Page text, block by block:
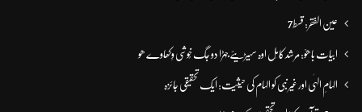
عین الفقر: قسط7
ابیات باھوؒ: مُرشد کامِل اوہ سہیڑیئے جہڑا دو جگ خُوشی وِکھاوے ھو
الہامِ الہٰی اور غیر نبی کو الہام کی حیثیت: ایک تحقیقی جائزہ